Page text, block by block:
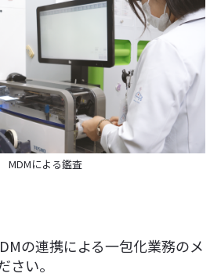
MDMによる鑑査
の連携による一包化業務のメ
さい。